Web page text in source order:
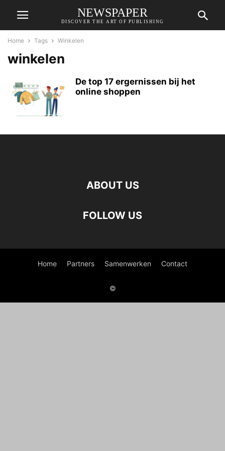
NEWSPAPER
DISCOVER THE ART OF PUBLISHING
Home Tags Winkelen
winkelen
De top 17 ergernissen bij het
online shoppen
ABOUT US
FOLLOW US
Home Partners Samenwerken Contact
©